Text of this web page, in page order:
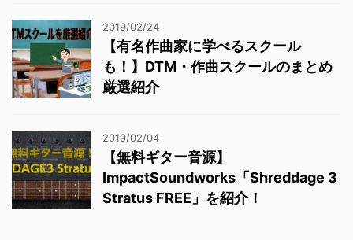
2019/02/24
【有名作曲家に学べるスクール
も！】DTM・作曲スクールのまとめ
厳選紹介
2019/02/04
【無料ギター音源】
ImpactSoundworks「Shreddage 3
Stratus FREE」を紹介！